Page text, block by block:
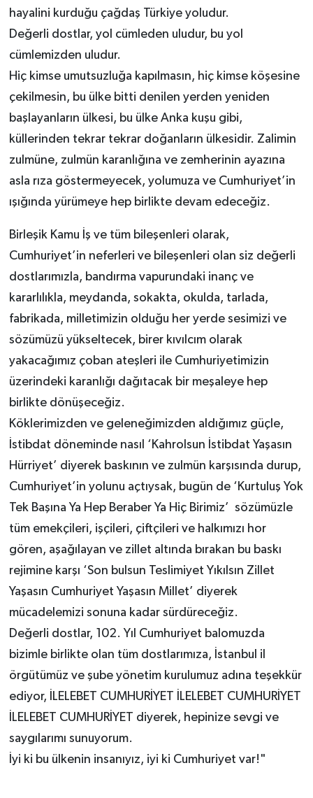
hayalini kurduğu çağdaş Türkiye yoludur.
Değerli dostlar, yol cümleden uludur, bu yol
cümlemizden uludur.
Hiç kimse umutsuzluğa kapılmasın, hiç kimse köşesine
çekilmesin, bu ülke bitti denilen yerden yeniden
başlayanların ülkesi, bu ülke Anka kuşu gibi,
küllerinden tekrar tekrar doğanların ülkesidir. Zalimin
zulmüne, zulmün karanlığına ve zemherinin ayazına
asla rıza göstermeyecek, yolumuza ve Cumhuriyet’in
ışığında yürümeye hep birlikte devam edeceğiz.
Birleşik Kamu İş ve tüm bileşenleri olarak,
Cumhuriyet’in neferleri ve bileşenleri olan siz değerli
dostlarımızla, bandırma vapurundaki inanç ve
kararlılıkla, meydanda, sokakta, okulda, tarlada,
fabrikada, milletimizin olduğu her yerde sesimizi ve
sözümüzü yükseltecek, birer kıvılcım olarak
yakacağımız çoban ateşleri ile Cumhuriyetimizin
üzerindeki karanlığı dağıtacak bir meşaleye hep
birlikte dönüşeceğiz.
Köklerimizden ve geleneğimizden aldığımız güçle,
İstibdat döneminde nasıl ‘Kahrolsun İstibdat Yaşasın
Hürriyet’ diyerek baskının ve zulmün karşısında durup,
Cumhuriyet’in yolunu açtıysak, bugün de ‘Kurtuluş Yok
Tek Başına Ya Hep Beraber Ya Hiç Birimiz’ sözümüzle
tüm emekçileri, işçileri, çiftçileri ve halkımızı hor
gören, aşağılayan ve zillet altında bırakan bu baskı
rejimine karşı ‘Son bulsun Teslimiyet Yıkılsın Zillet
Yaşasın Cumhuriyet Yaşasın Millet’ diyerek
mücadelemizi sonuna kadar sürdüreceğiz.
Değerli dostlar, 102. Yıl Cumhuriyet balomuzda
bizimle birlikte olan tüm dostlarımıza, İstanbul il
örgütümüz ve şube yönetim kurulumuz adına teşekkür
ediyor, İLELEBET CUMHURİYET İLELEBET CUMHURİYET
İLELEBET CUMHURİYET diyerek, hepinize sevgi ve
saygılarımı sunuyorum.
İyi ki bu ülkenin insanıyız, iyi ki Cumhuriyet var!"